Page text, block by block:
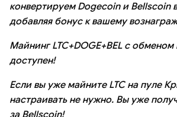
конвертируем Dogecoin и Bellscoin
добавляя бонус к вашему
Майнинг LTC+DOGE+BEL с
доступен!
Если вы уже майните LTC на пуле
настраивать не нужно. Вы уже
за Bellscoin!